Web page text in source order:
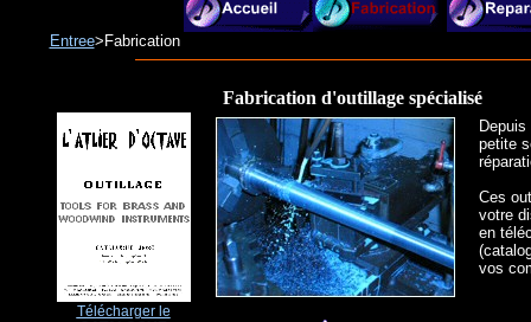
Entree>Fabrication
Fabrication d'outillage spécialisé
petite
Ces
votre
en
vos
Télécharger le